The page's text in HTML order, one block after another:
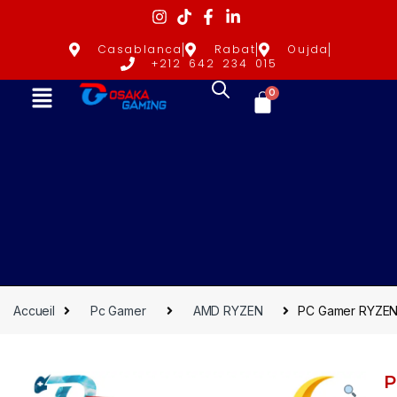
Casablanca Rabat
Oujda
+212 642 234 015
0
Accueil Pc Gamer AMD RYZEN PC Gamer